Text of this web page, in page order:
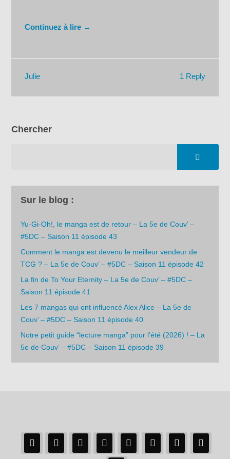
Continuez à lire →
1 Reply
Julie
Chercher
Sur le blog :
Yu-Gi-Oh!, le manga est de retour – La 5e de Couv’ –
#5DC – Saison 11 épisode 43
Comment le manga est devenu le meilleur vendeur de
TCG ? – La 5e de Couv’ – #5DC – Saison 11 épisode 42
La fin de To Your Eternity – La 5e de Couv’ – #5DC –
Saison 11 épisode 41
Les 7 mangas qui ont influencé Alex Alice – La 5e de
Couv’ – #5DC – Saison 11 épisode 40
Notre petit guide “lecture manga” pour l’été (2026) ! – La
5e de Couv’ – #5DC – Saison 11 épisode 39